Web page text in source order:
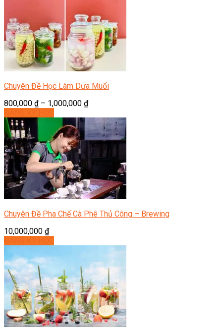
Chuyên Đề Học Làm Dưa Muối
800,000 ₫– 1,000,000 ₫
Chuyên Đề Pha Chế Cà Phê Thủ Công – Brewing
10,000,000 ₫